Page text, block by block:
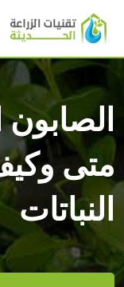
متى
النباتات